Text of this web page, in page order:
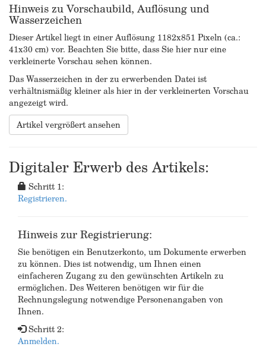
Hinweis zu Vorschaubild, Auflösung und
Wasserzeichen
Dieser Artikel liegt in einer Auflösung 1182x851 Pixeln (ca.:
41x30 cm) vor. Beachten Sie bitte, dass Sie hier nur eine
verkleinerte Vorschau sehen können.
Das Wasserzeichen in der zu erwerbenden Datei ist
verhältnismäßig kleiner als hier in der verkleinerten Vorschau
angezeigt wird.
Artikel vergrößert ansehen
Digitaler Erwerb des Artikels:
Schritt 1:
Registrieren.
Hinweis zur Registrierung:
Sie benötigen ein Benutzerkonto, um Dokumente erwerben
zu können. Dies ist notwendig, um Ihnen einen
einfacheren Zugang zu den gewünschten Artikeln zu
ermöglichen. Des Weiteren benötigen wir für die
Rechnungslegung notwendige Personenangaben von
Ihnen.
Schritt 2:
Anmelden.